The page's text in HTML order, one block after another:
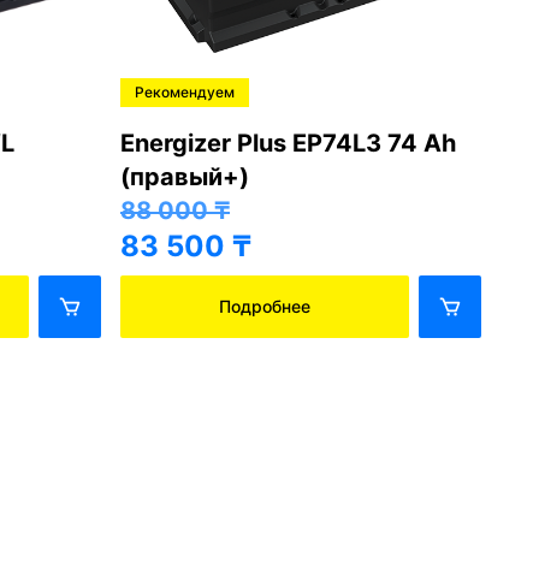
Рекомендуем
Energizer Plus EP74L3 74 Ah
(правый+)
88 000₸
83 500 ₸
Подробнее